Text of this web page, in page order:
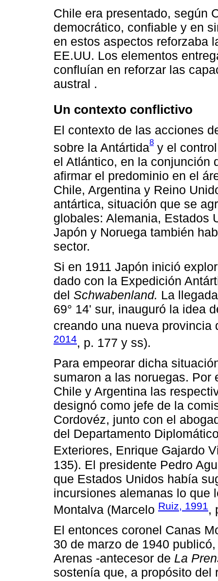
Chile era presentado, según
democrático, confiable y en
en estos aspectos reforzaba
EE.UU. Los elementos
confluían en reforzar las
austral .
Un contexto conflictivo
El contexto de las acciones
sobre la Antártida8 y el
el Atlántico, en la conjunción
afirmar el predominio en el
Chile, Argentina y Reino
antártica, situación que se
globales: Alemania, Estados
Japón y Noruega también
sector.
Si en 1911 Japón inició
dado con la Expedición
del Schwabenland. La
69° 14' sur, inauguró la idea
creando una nueva provincia
2014, p. 177 y ss).
Para empeorar dicha
sumaron a las noruegas.
Chile y Argentina las
designó como jefe de la
Cordovéz, junto con el
del Departamento
Exteriores, Enrique Gajardo
135). El presidente Pedro
que Estados Unidos había
incursiones alemanas lo que
Montalva (Marcelo Ruiz, 1991,
El entonces coronel Canas
30 de marzo de 1940
Arenas -antecesor de La
sostenía que, a propósito del